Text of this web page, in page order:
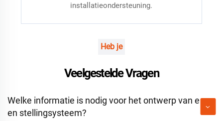
installatieondersteuning.
Heb je
Veelgestelde Vragen
Welke informatie is nodig voor het ontwerp van e
en stellingsysteem?